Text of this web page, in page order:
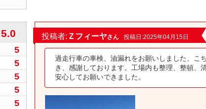
5.0
5
5
5
5
5
投稿者: Ｚフィーヤさん 投稿日:2025年04月15日
過走行車の車検、油漏れをお願いしました、こ
き、感謝しております。工場内も整理、整頓、
安心してお願いできました。